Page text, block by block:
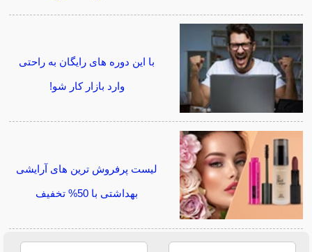
با این دوره های رایگان به راحتی
وارد بازار کار شو!
لیست پرفروش ترین های آرایشی
بهداشتی با 50% تخفیف